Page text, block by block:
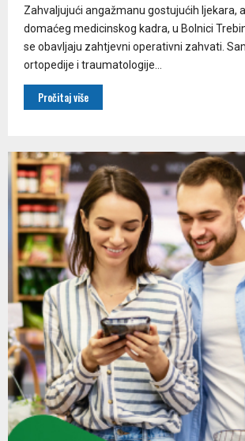
Zahvaljujući angažmanu gostujućih ljekara,
domaćeg medicinskog kadra, u Bolnici
se obavljaju zahtjevni operativni zahvati.
ortopedije i traumatologije...
Pročitaj više